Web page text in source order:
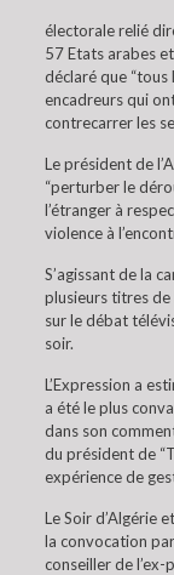
électorale relié
57 Etats arabes
déclaré que “tous
encadreurs qui
contrecarrer les
Le président de
“perturber le
l’étranger à
violence à
S’agissant de la
plusieurs titres
sur le débat
soir.
L’Expression a
a été le plus
dans son
du président de
expérience de
Le Soir d’Algérie
la convocation
conseiller de